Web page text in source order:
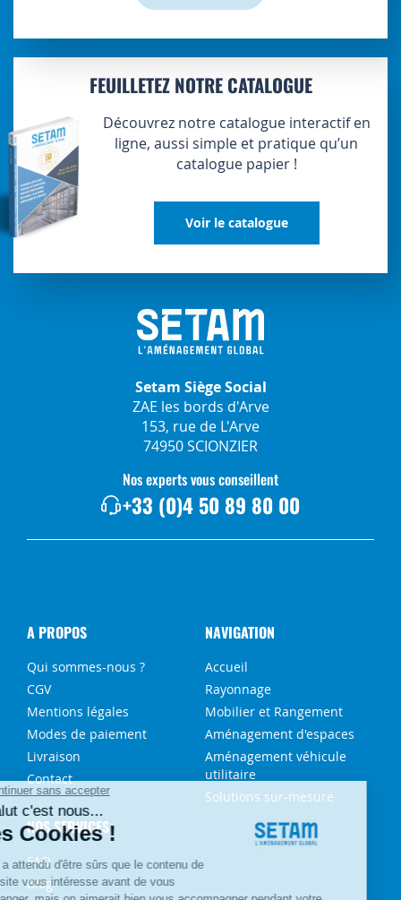
FEUILLETEZ NOTRE CATALOGUE
Découvrez notre catalogue interactif en
ligne, aussi simple et pratique qu’un
catalogue papier !
Voir le catalogue
Setam Siège Social
ZAE les bords d'Arve
153, rue de L'Arve
74950 SCIONZIER
Nos experts vous conseillent
+33 (0)4 50 89 80 00
A PROPOS
Qui sommes-nous ?
CGV
Mentions légales
Modes de paiement
Livraison
Contact
NAVIGATION
Accueil
Rayonnage
Mobilier et Rangement
Aménagement d'espaces
Aménagement véhicule
utilitaire
Solutions sur-mesure
NOS SERVICES
FAQ
Blog